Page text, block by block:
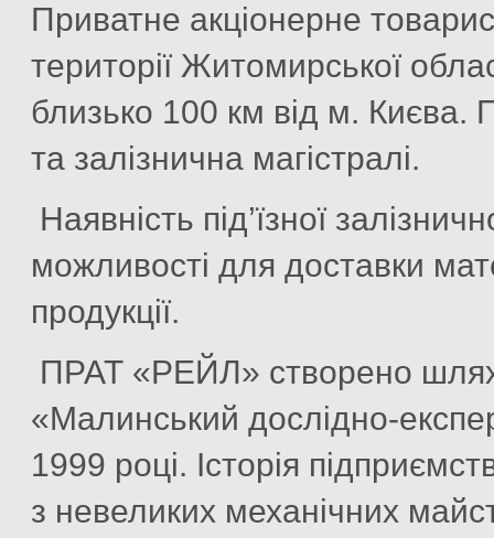
Приватне акціонерне
території Житомирської
близько 100 км від м. Києва.
та залізнична магістралі.
Наявність під’їзної
можливості для доставки
продукції.
ПРАТ «РЕЙЛ» створено
«Малинський дослідно-
1999 році. Історія
з невеликих механічних